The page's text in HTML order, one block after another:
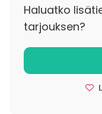
pisteitä ei
myös hyvää
soveltuvan
tarvittaessa
järjestettävästä
innostavaksi
Haluatko
tarjouksen?